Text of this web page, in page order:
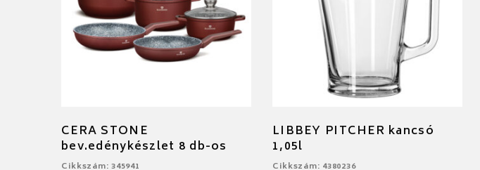
CERA STONE
bev.edénykészlet 8 db-os
Cikkszám: 345941
LIBBEY PITCHER kancsó
1,05l
Cikkszám: 4380236